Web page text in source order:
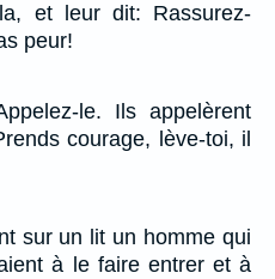
et leur dit: Rassurez-
peur!
le. Ils appelèrent
courage, lève-toi, il
sur un lit un homme qui
à le faire entrer et à